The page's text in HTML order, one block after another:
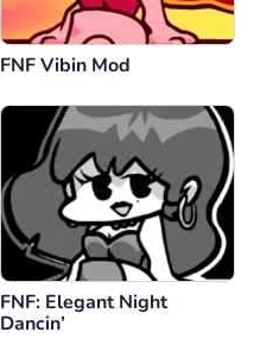
FNF Vibin Mod
FNF: Elegant Night
Dancin’